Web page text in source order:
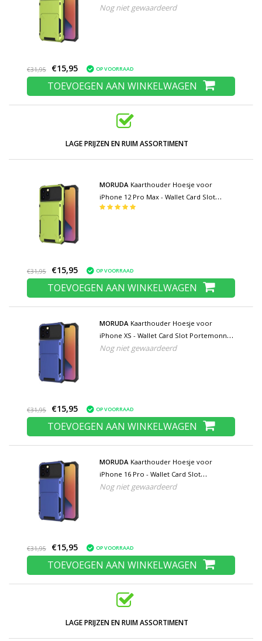
Portemonnee Flip Cover Case - Groen
Nog niet gewaardeerd
€31,95 €15,95 OP VOORRAAD
TOEVOEGEN AAN WINKELWAGEN
LAGE PRIJZEN EN RUIM ASSORTIMENT
MORUDA Kaarthouder Hoesje voor
iPhone 12 Pro Max - Wallet Card Slot
Portemonnee Flip Cover Case - Groen
€31,95 €15,95 OP VOORRAAD
TOEVOEGEN AAN WINKELWAGEN
MORUDA Kaarthouder Hoesje voor
iPhone XS - Wallet Card Slot Portemonnee
Flip Cover Case - Blauw
Nog niet gewaardeerd
€31,95 €15,95 OP VOORRAAD
TOEVOEGEN AAN WINKELWAGEN
MORUDA Kaarthouder Hoesje voor
iPhone 16 Pro - Wallet Card Slot
Portemonnee Flip Cover Case - Blauw
Nog niet gewaardeerd
€31,95 €15,95 OP VOORRAAD
TOEVOEGEN AAN WINKELWAGEN
LAGE PRIJZEN EN RUIM ASSORTIMENT